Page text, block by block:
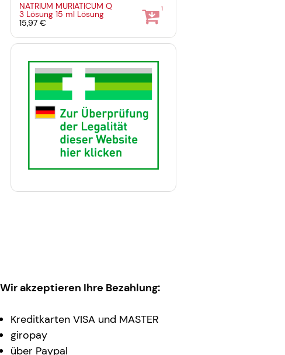
NATRIUM MURIATICUM Q
3 Lösung15 ml Lösung
15,97 €
1
Wir akzeptieren Ihre Bezahlung:
Kreditkarten VISA und MASTER
giropay
über Paypal